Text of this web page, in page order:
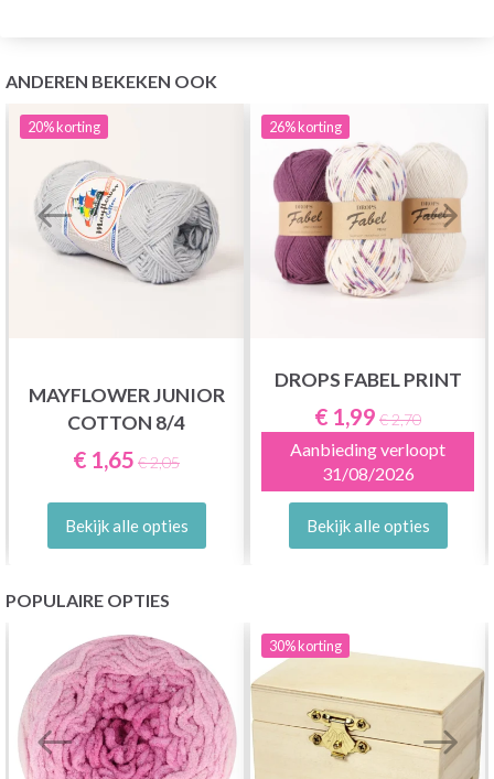
ANDEREN BEKEKEN OOK
20%korting
MAYFLOWER JUNIOR
COTTON 8/4
€ 1,65 € 2,05
Bekijk alle opties
26%korting
DROPS FABEL PRINT
€ 1,99 € 2,70
Aanbieding verloopt
31/08/2026
Bekijk alle opties
POPULAIRE OPTIES
30%korting